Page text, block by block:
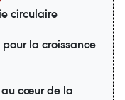
circulaire
la croissance
cœur de la